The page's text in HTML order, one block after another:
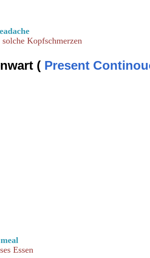
Kopfschmerzen
( Present
Essen